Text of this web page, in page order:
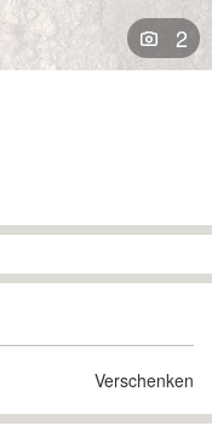
2
Verschenken